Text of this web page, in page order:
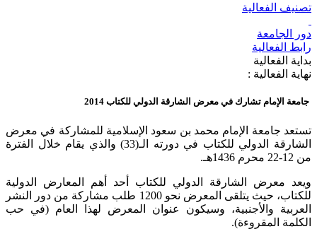
تصنيف الفعالية
دور الجامعة
رابط الفعالية
بداية الفعالية
نهاية الفعالية :
جامعة الإمام تشارك في معرض الشارقة الدولي للكتاب 2014
تستعد جامعة الإمام محمد بن سعود الإسلامية للمشاركة في معرض
الشارقة الدولي للكتاب في دورته الـ(33) والذي يقام خلال الفترة
من 12-22 محرم 1436هـ.
ويعد معرض الشارقة الدولي للكتاب أحد أهم المعارض الدولية
للكتاب، حيث يتلقى المعرض نحو 1200 طلب مشاركة من دور النشر
العربية والأجنبية، وسيكون عنوان المعرض لهذا العام (في حب
الكلمة المقروءة).